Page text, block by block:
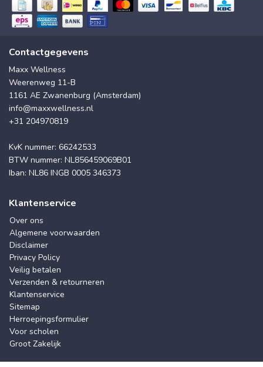
Contactgegevens
Maxx Wellness
Weerenweg 11-B
1161 AE Zwanenburg (Amsterdam)
info@maxxwellness.nl
+31 204970819
KvK nummer: 66242533
BTW nummer: NL856459069B01
Iban: NL86 INGB 0005 346373
Klantenservice
Over ons
Algemene voorwaarden
Disclaimer
Privacy Policy
Veilig betalen
Verzenden & retourneren
Klantenservice
Sitemap
Herroepingsformulier
Voor scholen
Groot Zakelijk